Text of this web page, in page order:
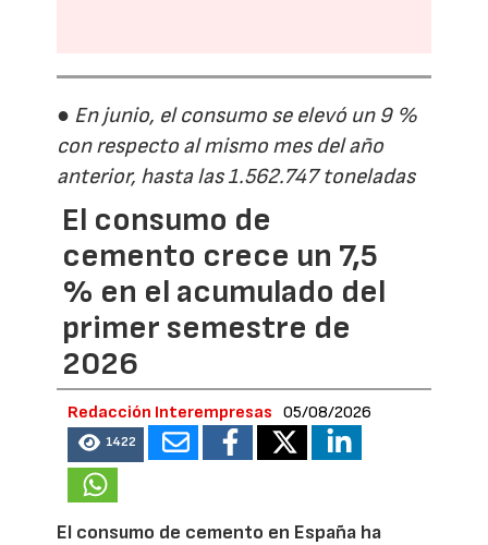
● En junio, el consumo se elevó un 9 %
con respecto al mismo mes del año
anterior, hasta las 1.562.747 toneladas
El consumo de
cemento crece un 7,5
% en el acumulado del
primer semestre de
2026
Redacción Interempresas 05/08/2026
1422
El consumo de cemento en España ha